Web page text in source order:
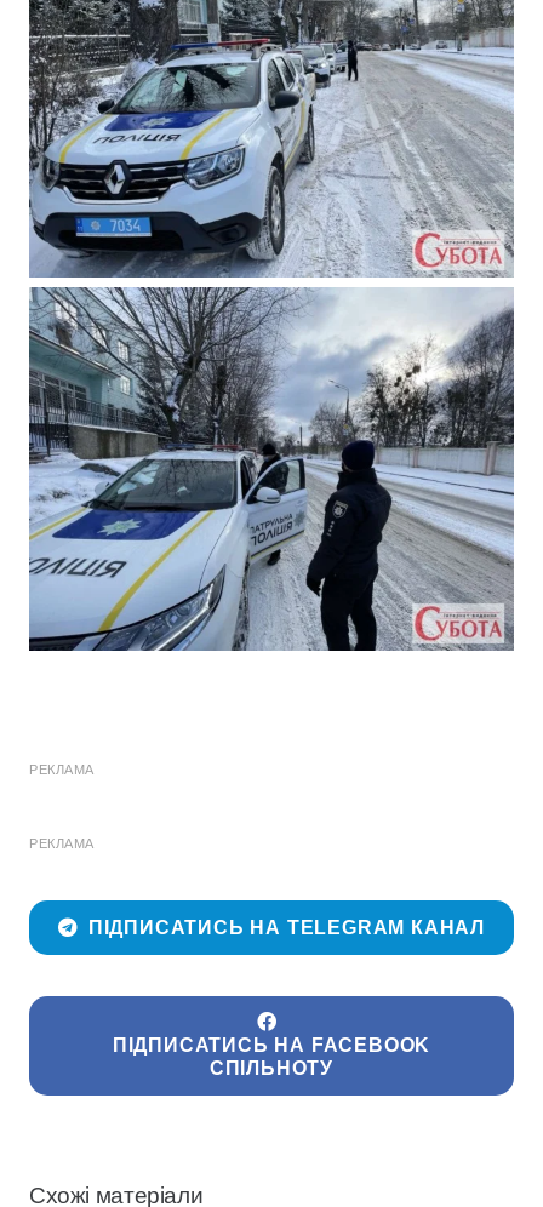
РЕКЛАМА
РЕКЛАМА
ПІДПИСАТИСЬ НА TELEGRAM КАНАЛ
ПІДПИСАТИСЬ НА FACEBOOK
СПІЛЬНОТУ
Схожі матеріали